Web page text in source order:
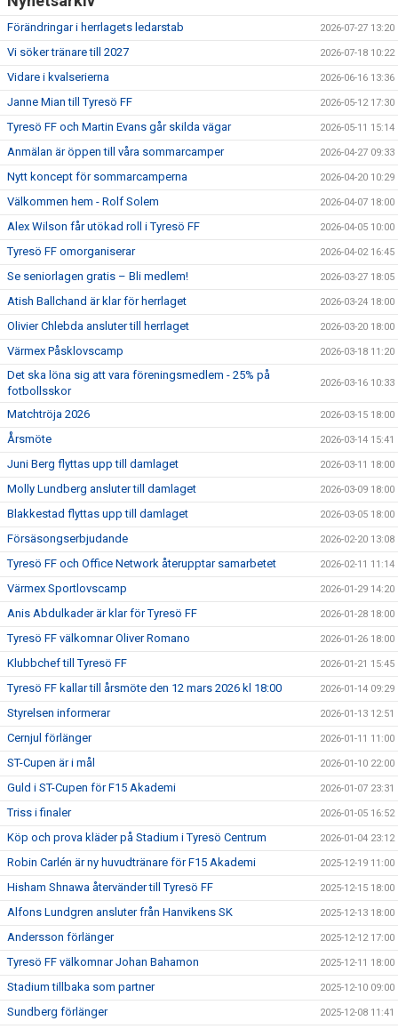
Förändringar i herrlagets ledarstab 2026-07-27 13:20
Vi söker tränare till 2027 2026-07-18 10:22
Vidare i kvalserierna 2026-06-16 13:36
Janne Mian till Tyresö FF 2026-05-12 17:30
Tyresö FF och Martin Evans går skilda vägar 2026-05-11 15:14
Anmälan är öppen till våra sommarcamper 2026-04-27 09:33
Nytt koncept för sommarcamperna 2026-04-20 10:29
Välkommen hem - Rolf Solem 2026-04-07 18:00
Alex Wilson får utökad roll i Tyresö FF 2026-04-05 10:00
Tyresö FF omorganiserar 2026-04-02 16:45
Se seniorlagen gratis – Bli medlem! 2026-03-27 18:05
Atish Ballchand är klar för herrlaget 2026-03-24 18:00
Olivier Chlebda ansluter till herrlaget 2026-03-20 18:00
Värmex Påsklovscamp 2026-03-18 11:20
Det ska löna sig att vara föreningsmedlem - 25% på
fotbollsskor
2026-03-16 10:33
Matchtröja 2026 2026-03-15 18:00
Årsmöte 2026-03-14 15:41
Juni Berg flyttas upp till damlaget 2026-03-11 18:00
Molly Lundberg ansluter till damlaget 2026-03-09 18:00
Blakkestad flyttas upp till damlaget 2026-03-05 18:00
Försäsongserbjudande 2026-02-20 13:08
Tyresö FF och Office Network återupptar samarbetet 2026-02-11 11:14
Värmex Sportlovscamp 2026-01-29 14:20
Anis Abdulkader är klar för Tyresö FF 2026-01-28 18:00
Tyresö FF välkomnar Oliver Romano 2026-01-26 18:00
Klubbchef till Tyresö FF 2026-01-21 15:45
Tyresö FF kallar till årsmöte den 12 mars 2026 kl 18:00 2026-01-14 09:29
Styrelsen informerar 2026-01-13 12:51
Cernjul förlänger 2026-01-11 11:00
ST-Cupen är i mål 2026-01-10 22:00
Guld i ST-Cupen för F15 Akademi 2026-01-07 23:31
Triss i finaler 2026-01-05 16:52
Köp och prova kläder på Stadium i Tyresö Centrum 2026-01-04 23:12
Robin Carlén är ny huvudtränare för F15 Akademi 2025-12-19 11:00
Hisham Shnawa återvänder till Tyresö FF 2025-12-15 18:00
Alfons Lundgren ansluter från Hanvikens SK 2025-12-13 18:00
Andersson förlänger 2025-12-12 17:00
Tyresö FF välkomnar Johan Bahamon 2025-12-11 18:00
Stadium tillbaka som partner 2025-12-10 09:00
Sundberg förlänger 2025-12-08 11:41